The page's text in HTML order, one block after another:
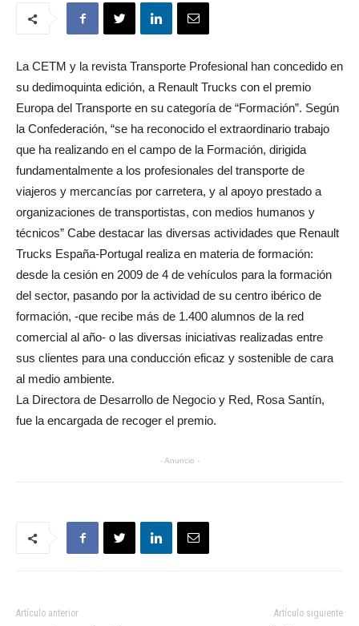
La CETM y la revista Transporte Profesional han concedido en
su dedimoquinta edición, a Renault Trucks con el premio
Europa del Transporte en su categoría de “Formación”. Según
la Confederación, “se ha reconocido el extraordinario trabajo
que ha realizando en el campo de la Formación, dirigida
fundamentalmente a los profesionales del transporte de
viajeros y mercancías por carretera, y al apoyo prestado a
organizaciones de transportistas, con medios humanos y
técnicos” Cabe destacar las diversas actividades que Renault
Trucks España-Portugal realiza en materia de formación:
desde la cesión en 2009 de 4 de vehículos para la formación
del sector, pasando por la actividad de su centro ibérico de
formación, -que recibe más de 1.400 alumnos de la red
comercial al año- o las diversas iniciativas realizadas entre
sus clientes para una conducción eficaz y sostenible de cara
al medio ambiente.
La Directora de Desarrollo de Negocio y Red, Rosa Santín,
fue la encargada de recoger el premio.
- Anuncio -
Artículo anterior Artículo siguiente